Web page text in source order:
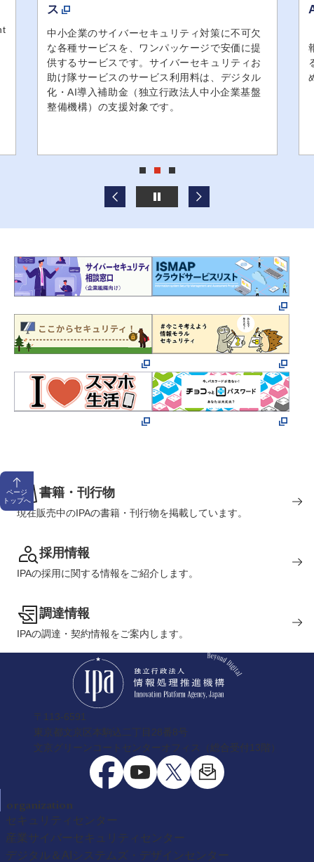
ス
中小企業のサイバーセキュリティ対策に不可欠
な各種サービスを、ワンパッケージで安価に提
供するサービスです。サイバーセキュリティお
助け隊サービスのサービス利用料は、デジタル
化・AI導入補助金（独立行政法人中小企業基盤
整備機構）の支援対象です。
ページ
トップへ
書籍・刊行物
現在販売中のIPAの書籍・刊行物を掲載しています。
採用情報
IPAの採用に関する情報をご紹介します。
調達情報
IPAの調達・契約情報をご案内します。
〒113-6591
東京都文京区本駒込二丁目28番8号
文京グリーンコートセンターオフィス（総合受付13階）
organization
セキュリティセンター
産業サイバーセキュリティセンター
デジタル＆AIシステムズ・デザインセンター